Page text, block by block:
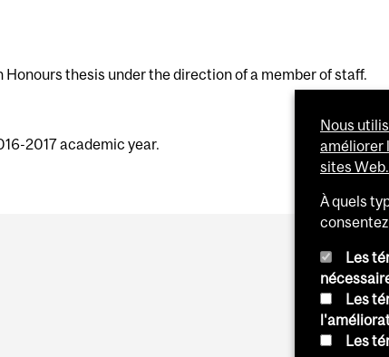
thesis under the direction of a member of staff.
2017 academic year.
Nous
améliorer
sites Web.
À quels
Les
Les
Les